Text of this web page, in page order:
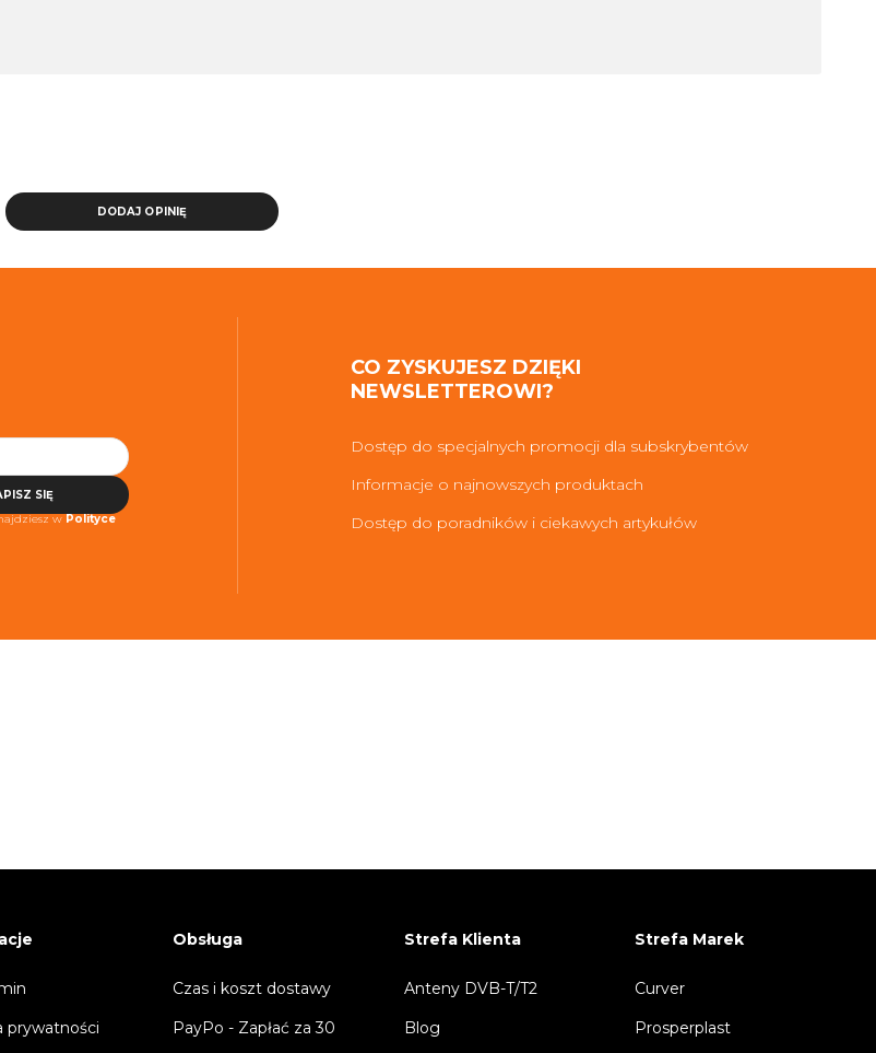
DODAJ OPINIĘ
SIĘ
usługi. Więcej
w Polityce
CO ZYSKUJESZ DZIĘKI
NEWSLETTEROWI?
Dostęp do specjalnych promocji dla subskrybentów
Informacje o najnowszych produktach
Dostęp do poradników i ciekawych artykułów
prywatności
Obsługa
Czas i koszt dostawy
PayPo - Zapłać za 30
Strefa Klienta
Anteny DVB-T/T2
Blog
Strefa Marek
Curver
Prosperplast